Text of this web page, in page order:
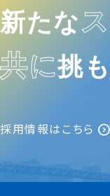
新たな
共に挑
採用情報はこちら expand_circle_right